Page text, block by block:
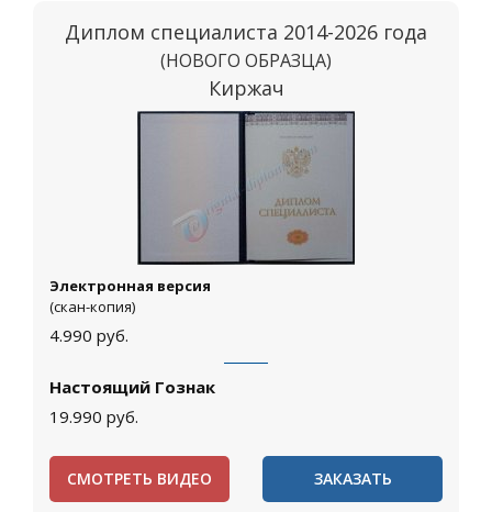
Диплом специалиста 2014-2026 года
(НОВОГО ОБРАЗЦА)
Киржач
Электронная версия
(скан-копия)
4.990 руб.
Настоящий Гознак
19.990 руб.
СМОТРЕТЬ ВИДЕО ЗАКАЗАТЬ